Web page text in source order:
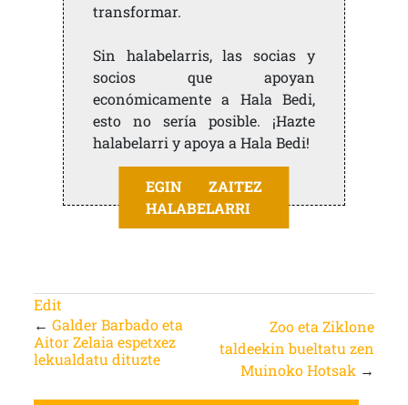
transformar.
Sin halabelarris, las socias y
socios que apoyan
económicamente a Hala Bedi,
esto no sería posible. ¡Hazte
halabelarri y apoya a Hala Bedi!
EGIN ZAITEZ
HALABELARRI
Edit
← Galder Barbado eta
Aitor Zelaia espetxez
lekualdatu dituzte
Zoo eta Ziklone
taldeekin bueltatu zen
Muinoko Hotsak →